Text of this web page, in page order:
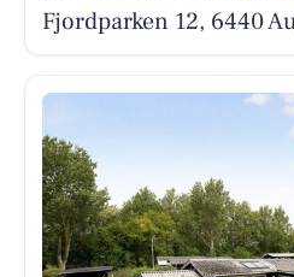
Fjordparken 12, 6440